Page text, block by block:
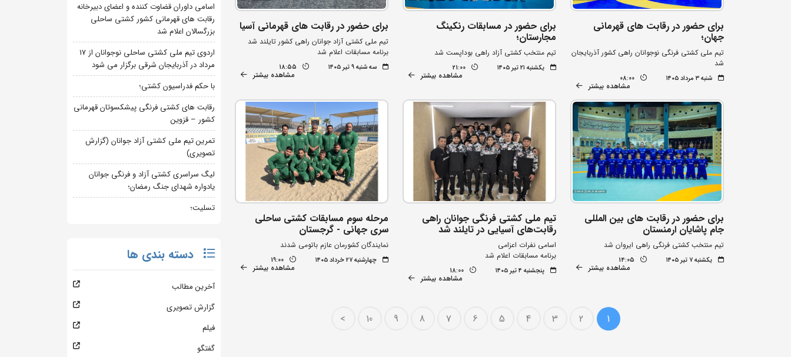
برای حضور در رقابت های قهرمانی
جهان؛
تیم ملی کشتی فرنگی نوجوانان راهی کشور آذربایجان
شد
شنبه ۳ مرداد ۱۴۰۵ 08:00
مشاهده بیشتر
برای حضور در مسابقات رنکینگ
مجارستان؛
تیم منتخب کشتی آزاد راهی بوداپست شد
یکشنبه ۲۱ تیر ۱۴۰۵ 21:00
مشاهده بیشتر
برای حضور در رقابت های قهرمانی آسیا
تیم ملی کشتی آزاد جوانان راهی کشور تایلند شد
برنامه مسابقات اعلام شد
سه شنبه ۹ تیر ۱۴۰۵ 18:55
مشاهده بیشتر
برای حضور در رقابت های بین المللی
جام پاشایان ارمنستان
تیم منتخب کشتی فرنگی راهی ایروان شد
یکشنبه ۷ تیر ۱۴۰۵ 14:05
مشاهده بیشتر
تیم ملی کشتی فرنگی جوانان راهی
رقابت‌های آسیایی در تایلند شد
اسامی نفرات اعزامی
برنامه مسابقات اعلام شد
پنجشنبه ۴ تیر ۱۴۰۵ 18:00
مشاهده بیشتر
مرحله سوم مسابقات کشتی ساحلی
سری جهانی - گرجستان
نمایندگان کشورمان عازم باتومی شدند
چهارشنبه ۲۷ خرداد ۱۴۰۵ 19:00
مشاهده بیشتر
1
2
3
4
5
6
7
8
9
10
>
اسامی داوران قضاوت کننده و اعضای دبیرخانه
رقابت های قهرمانی کشور کشتی ساحلی
بزرگسالان اعلام شد
اردوی تیم ملی کشتی ساحلی نوجوانان از 17
مرداد در آذربایجان شرقی برگزار می شود
با حکم فدراسیون کشتی؛
رقابت های کشتی فرنگی پیشکسوتان قهرمانی
کشور – قزوین
تمرین تیم ملی کشتی آزاد جوانان (گزارش
تصویری)
لیگ سراسری کشتی آزاد و فرنگی جوانان
یادواره شهدای جنگ رمضان؛
تسلیت؛
دسته بندی ها
آخرین مطالب
گزارش تصویری
فیلم
گفتگو